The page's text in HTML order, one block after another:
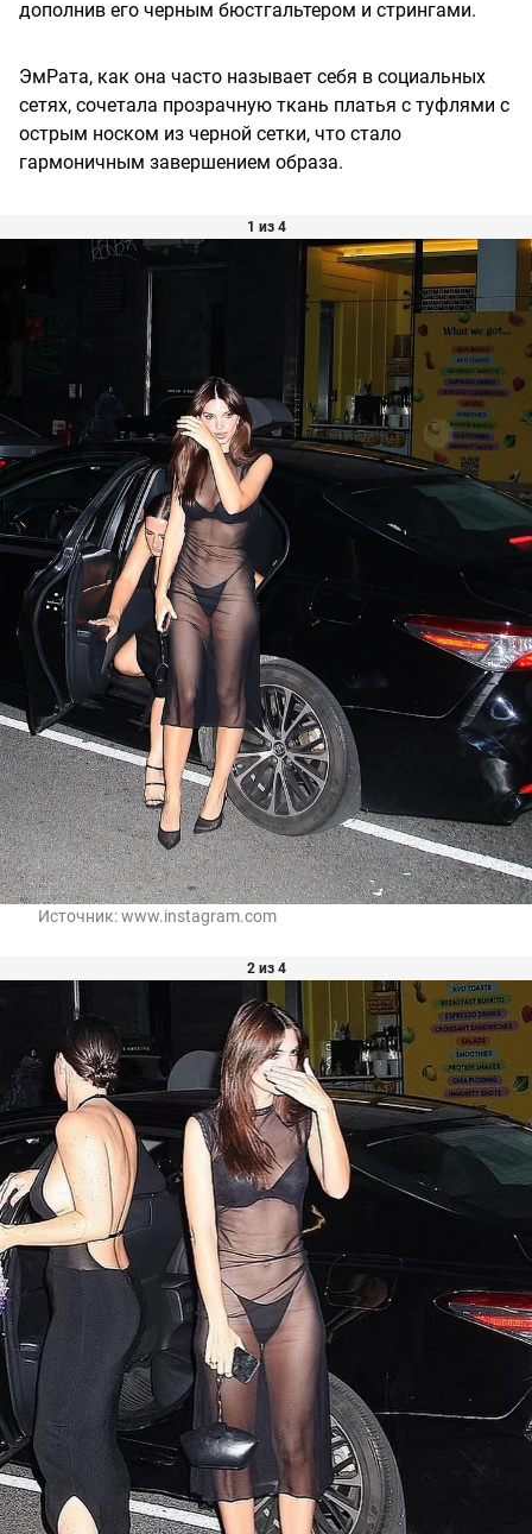
дополнив его черным бюстгальтером и стрингами.
ЭмРата, как она часто называет себя в социальных
сетях, сочетала прозрачную ткань платья с туфлями с
острым носком из черной сетки, что стало
гармоничным завершением образа.
1 из 4
Источник:www.instagram.com
2 из 4